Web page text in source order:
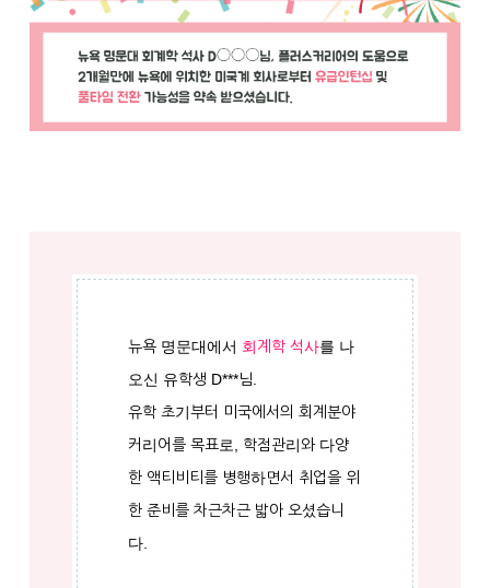
뉴욕 명문대에서 회계학 석사를 나
오신 유학생 D***님.
유학 초기부터 미국에서의 회계분야
커리어를 목표로, 학점관리와 다양
한 액티비티를 병행하면서 취업을 위
한 준비를 차근차근 밟아 오셨습니
다.